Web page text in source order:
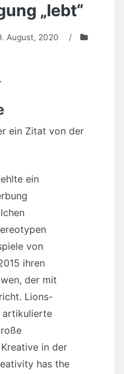
„lebt“
August, 2020
/
ein Zitat von der
ein
von
ihren
der mit
Lions-
artikulierte
in der
has the